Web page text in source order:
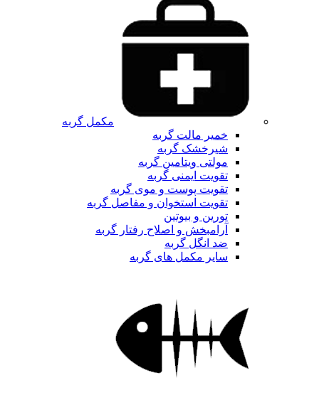
مکمل گربه
خمیر مالت گربه
شیرخشک گربه
مولتی ویتامین گربه
تقویت ایمنی گربه
تقویت پوست و موی گربه
تقویت استخوان و مفاصل گربه
تورین و بیوتین
آرامبخش و اصلاح رفتار گربه
ضد انگل گربه
سایر مکمل های گربه